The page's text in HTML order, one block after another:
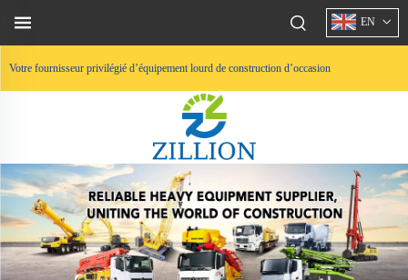
Votre fournisseur privilégié d’équipement lourd de construction d’occasion
EN